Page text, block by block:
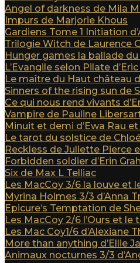
Angel of darkness de Mila
Impurs de Marjorie Khous
Gardiens Tome 1 Initiation
Trilogie Witch de Laurence
Hunger games la ballade
L’Evangile selon Pilate
Le maître du Haut château
Sinners of the rising sun de
Ce qui nous rend vivants
Vampire de Pauline
Minuit et demi d’Ewa Rau
Le tarot du solstice de
Reckless de Juliette Pierce
Forbidden soldier d’Erin
Six de Max L Telliac
Les MacCoy 3/6 la louve et
Myrina Holmes 3/3 d’Anna
Epicure’s Temptation de
Les MacCoy 2/6 l’Ours et le
Les Mac Coy1/6 d’Alexiane
More than anything d’Ellie
Animaux nocturnes 3/3